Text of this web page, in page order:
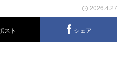
2026.4.27
スト シェア